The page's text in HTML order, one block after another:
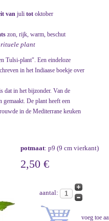
van juli tot oktober
zon, rijk, warm, beschut
rituele plant
Tulsi-plant". Een eindeloze
in het Indiaase boekje over
dat in het bijzonder. Van de
De plant heeft een
in de Mediterrane keuken
potmaat: p9 (9 cm vierkant)
2,50 €
aantal: